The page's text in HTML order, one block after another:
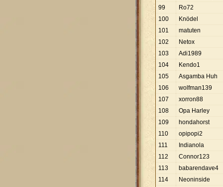
99
Ro72
100
Knödel
101
matuten
102
Netox
103
Adi1989
104
Kendo1
105
Asgamba Huh
106
wolfman139
107
xorron88
108
Opa Harley
109
hondahorst
110
opipopi2
111
Indianola
112
Connor123
113
babarendave4
114
Neoninside